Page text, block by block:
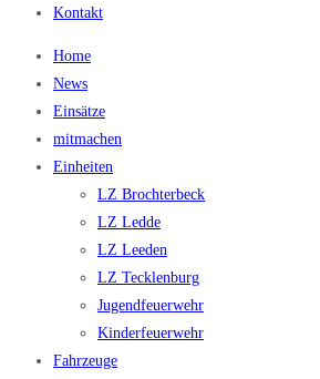
Kontakt
Home
News
Einsätze
mitmachen
Einheiten
LZ Brochterbeck
LZ Ledde
LZ Leeden
LZ Tecklenburg
Jugendfeuerwehr
Kinderfeuerwehr
Fahrzeuge